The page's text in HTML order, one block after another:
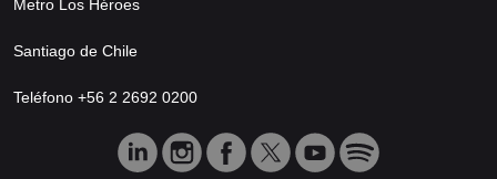
Metro Los Héroes
Santiago de Chile
Teléfono +56 2 2692 0200